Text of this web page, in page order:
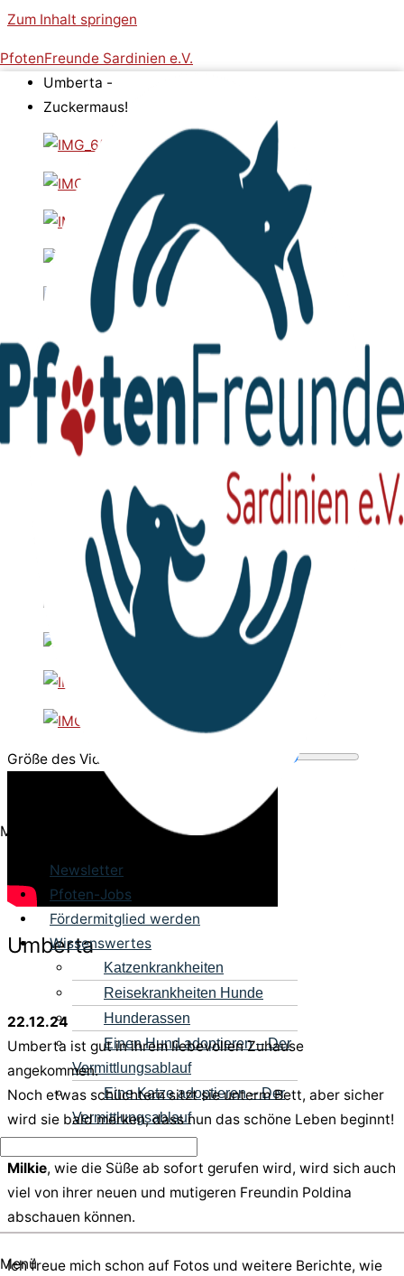
Zum Inhalt springen
PfotenFreunde Sardinien e.V.
Menü
Newsletter
Pfoten-Jobs
Fördermitglied werden
Wissenswertes
Katzenkrankheiten
Reisekrankheiten Hunde
Hunderassen
Einen Hund adoptieren – Der
Vermittlungsablauf
Eine Katze adoptieren – Der
Vermittlungsablauf
Menü
Umberta -
Zuckermaus!
Größe des Videobereichs anpassen
Umberta
22.12.24
Umberta ist gut in ihrem liebevollen Zuhause
angekommen.
Noch etwas schüchtern sitzt sie unterm Bett, aber sicher
wird sie bald merken, dass nun das schöne Leben beginnt!
Milkie, wie die Süße ab sofort gerufen wird, wird sich auch
viel von ihrer neuen und mutigeren Freundin Poldina
abschauen können.
Ich freue mich schon auf Fotos und weitere Berichte, wie